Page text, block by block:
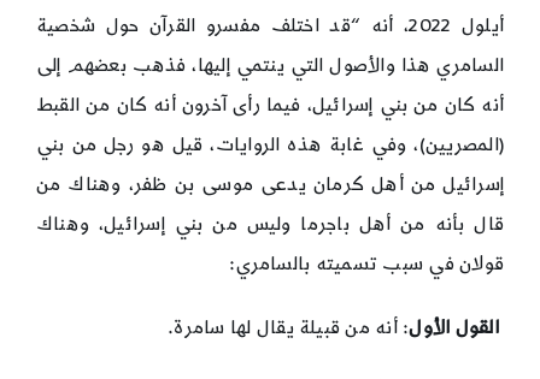
أيلول 2022، أنه “قد اختلف مفسرو القرآن حول شخصية
السامري هذا والأصول التي ينتمي إليها، فذهب بعضهم إلى
أنه كان من بني إسرائيل، فيما رأى آخرون أنه كان من القبط
(المصريين)، وفي غابة هذه الروايات، قيل هو رجل من بني
إسرائيل من أهل كرمان يدعى موسى بن ظفر، وهناك من
قال بأنه من أهل باجرما وليس من بني إسرائيل، وهناك
قولان في سبب تسميته بالسامري:
القول الأول: أنه من قبيلة يقال لها سامرة.